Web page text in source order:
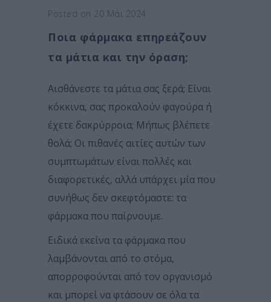
Posted on 20 Μάι 2024
Ποια φάρμακα επηρεάζουν
τα μάτια και την όραση;
Αισθάνεστε τα μάτια σας ξερά; Είναι
κόκκινα, σας προκαλούν φαγούρα ή
έχετε δακρύρροια; Μήπως βλέπετε
θολά; Οι πιθανές αιτίες αυτών των
συμπτωμάτων είναι πολλές και
διαφορετικές, αλλά υπάρχει μία που
συνήθως δεν σκεφτόμαστε: τα
φάρμακα που παίρνουμε.
Ειδικά εκείνα τα φάρμακα που
λαμβάνονται από το στόμα,
απορροφούνται από τον οργανισμό
και μπορεί να φτάσουν σε όλα τα